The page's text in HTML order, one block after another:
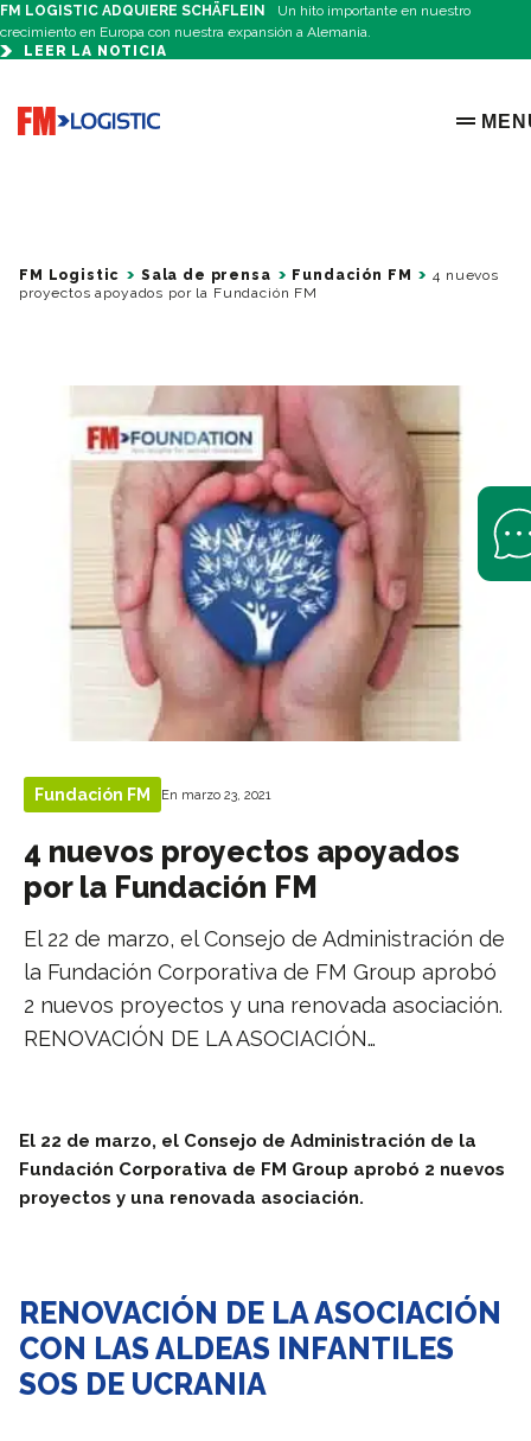
FM LOGISTIC ADQUIERE SCHÄFLEIN
Un hito importante en nuestro
crecimiento en Europa con nuestra expansión a Alemania.
LEER LA NOTICIA
Go to home page
OPEN
FM Logistic Sala de prensa Fundación FM
4 nuevos
proyectos apoyados por la Fundación FM
Fundación FM En marzo 23, 2021
4 nuevos proyectos apoyados
por la Fundación FM
El 22 de marzo, el Consejo de Administración de
la Fundación Corporativa de FM Group aprobó
2 nuevos proyectos y una renovada asociación.
RENOVACIÓN DE LA ASOCIACIÓN…
El 22 de marzo, el Consejo de Administración de la
Fundación Corporativa de FM Group aprobó 2 nuevos
proyectos y una renovada asociación.
RENOVACIÓN DE LA ASOCIACIÓN
CON LAS ALDEAS INFANTILES
SOS DE UCRANIA